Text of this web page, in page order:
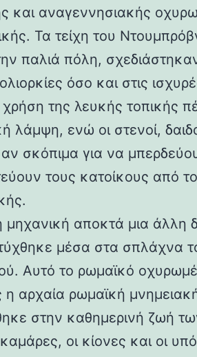
και αναγεννησιακής
Τα τείχη του
παλιά πόλη,
όσο και στις
της λευκής τοπικής
λάμψη, ενώ οι στενοί,
σκόπιμα για να
τους κατοίκους από
μηχανική αποκτά μια άλλη
μέσα στα σπλάχνα
Αυτό το ρωμαϊκό
η αρχαία ρωμαϊκή
στην καθημερινή ζωή
οι κίονες και οι